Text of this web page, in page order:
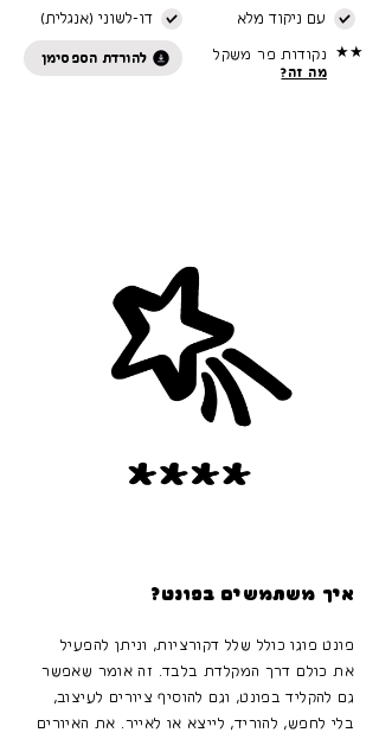
עם ניקוד מלא דו-לשוני (אנגלית)
להורדת הספסימן נקודות פר משקל
מה זה?
★★
איך משתמשים בפונט?
פונט פוגו כולל שלל דקורציות, וניתן להפעיל
את כולם דרך המקלדת בלבד. זה אומר שאפשר
גם להקליד בפונט, וגם להוסיף ציורים לעיצוב,
בלי לחפש, להוריד, לייצא או לאייר. את האיורים